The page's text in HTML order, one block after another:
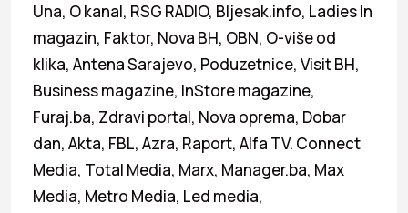
Una, O kanal, RSG RADIO, Bljesak.info, Ladies In
magazin, Faktor, Nova BH, OBN, O-više od
klika, Antena Sarajevo, Poduzetnice, Visit BH,
Business magazine, InStore magazine,
Furaj.ba, Zdravi portal, Nova oprema, Dobar
dan, Akta, FBL, Azra, Raport, Alfa TV. Connect
Media, Total Media, Marx, Manager.ba, Max
Media, Metro Media, Led media,